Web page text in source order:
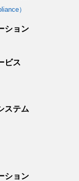
）
ション
ビス
ステム
ション